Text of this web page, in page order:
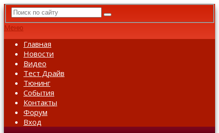
Меню
Главная
Новости
Видео
Тест Драйв
Тюнинг
События
Контакты
Форум
Вход